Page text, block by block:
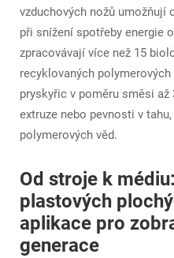
vzduchových nožů umožňují
při snížení spotřeby energie
zpracovávají více než 15
recyklovaných
pryskyřic v poměru směsi
extruze nebo pevnosti v
polymerových věd.
Od stroje k
plastových
aplikace pro
generace